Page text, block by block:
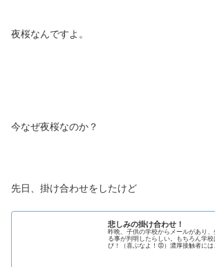
夜桜なんですよ。
今なぜ夜桜なのか？
先日、掛け合わせをしたけど
悲しみの掛け合わせ！
昨晩、子供の学校からメールがあり
る事が判明したらしい。もちろん学
び！（喜ぶなよ！😡）濃厚接触者に